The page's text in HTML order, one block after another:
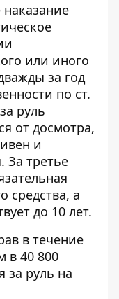
или иного
за год
по ст.
руль
от досмотра,
и
За третье
средства, а
до 10 лет.
в течение
в 40 800
за руль на